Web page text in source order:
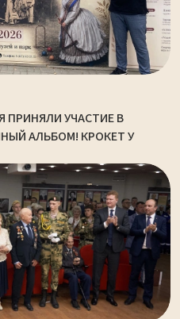
ПРИНЯЛИ УЧАСТИЕ В
АЛЬБОМ! КРОКЕТ У